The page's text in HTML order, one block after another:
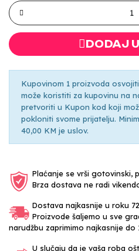
DODAJ
Kupovinom 1 proizvoda
može koristiti za kupovinu na
pretvoriti u Kupon kod koji
pokloniti svome prijatelju.
40,00 KM je uslov.
Plaćanje se vrši gotovinski,
Brza dostava ne radi
Dostava najkasnije u roku
Proizvode šaljemo u sve
narudžbu zaprimimo najkasnije do
U slučaju da je vaša roba